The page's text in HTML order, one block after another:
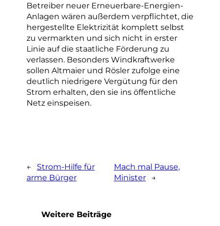
Betreiber neuer Erneuerbare-Energien-
Anlagen wären außerdem verpflichtet, die
hergestellte Elektrizität komplett selbst
zu vermarkten und sich nicht in erster
Linie auf die staatliche Förderung zu
verlassen. Besonders Windkraftwerke
sollen Altmaier und Rösler zufolge eine
deutlich niedrigere Vergütung für den
Strom erhalten, den sie ins öffentliche
Netz einspeisen.
←
Strom-Hilfe für
arme Bürger
Mach mal Pause,
Minister
→
Weitere Beiträge